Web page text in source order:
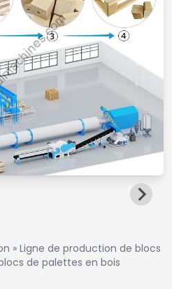
» Ligne de production de blocs
de palettes en bois